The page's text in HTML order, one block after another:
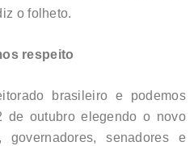
o folheto.
respeito
brasileiro e podemos
outubro elegendo o novo
governadores, senadores e